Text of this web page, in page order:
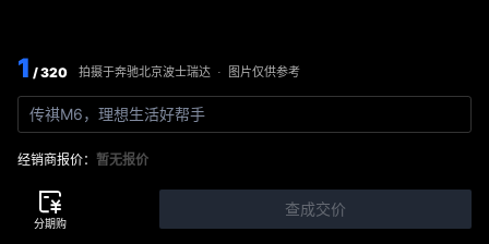
1 / 320 拍摄于奔驰北京波士瑞达 · 图片仅供参考
传祺M6，理想生活好帮手
经销商报价： 暂无报价
查成交价